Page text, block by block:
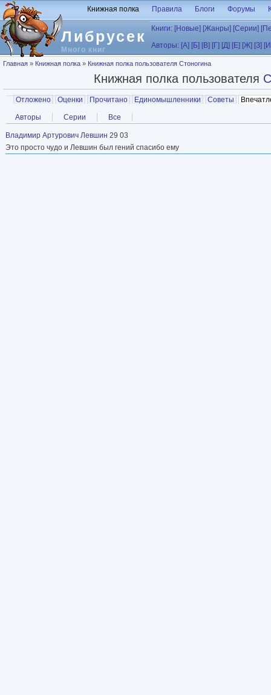
Перейти к основному содержанию
Либрусек
Много книг
Книжная полка Правила Блоги Форумы
Книги: [Новые] [Жанры] [Серии]
Авторы: [А] [Б] [В] [Г] [Д] [Е] [Ж] [З]
Вы здесь
Главная » Книжная полка » Книжная полка пользователя Стоногина
Книжная полка пользователя
Главные вкладки
Отложено Оценки Прочитано Единомышленники Советы
Вторичные вкладки
Авторы Серии Все
Владимир Артурович Левшин 29 03
Это просто чудо и Левшин был гений спасибо ему